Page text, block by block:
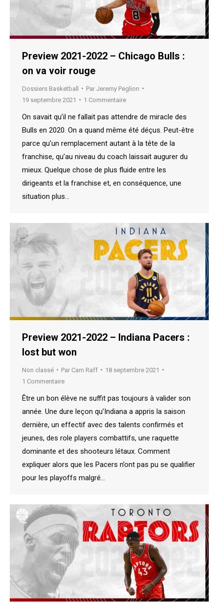
Preview 2021-2022 – Chicago Bulls :
on va voir rouge
Dossiers Basketball Par Jeremy Peglion
19 septembre 2021
1 Commentaire
On savait qu’il ne fallait pas attendre de miracle des
Bulls en 2020. On a quand même été déçus. Peut-être
parce qu’un remplacement autant à la tête de la
franchise, qu’au niveau du coach laissait augurer du
mieux. Quelque chose de plus fluide entre les
dirigeants et la franchise et, en conséquence, une
situation plus…
Preview 2021-2022 – Indiana Pacers :
lost but won
Non classé Par Cam Raff
18 septembre 2021
1 Commentaire
Être un bon élève ne suffit pas toujours à valider son
année. Une dure leçon qu’Indiana a appris la saison
dernière, un effectif avec des talents confirmés et
jeunes, des role players combattifs, une raquette
dominante et des shooteurs létaux. Comment
expliquer alors que les Pacers n’ont pas pu se qualifier
pour les playoffs malgré…